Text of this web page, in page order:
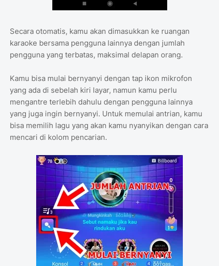
Secara otomatis, kamu akan dimasukkan ke ruangan
karaoke bersama pengguna lainnya dengan jumlah
pengguna yang terbatas, maksimal delapan orang.
Kamu bisa mulai bernyanyi dengan tap ikon mikrofon
yang ada di sebelah kiri layar, namun kamu perlu
mengantre terlebih dahulu dengan pengguna lainnya
yang juga ingin bernyanyi. Untuk memulai antrian, kamu
bisa memilih lagu yang akan kamu nyanyikan dengan cara
mencari di kolom pencarian.